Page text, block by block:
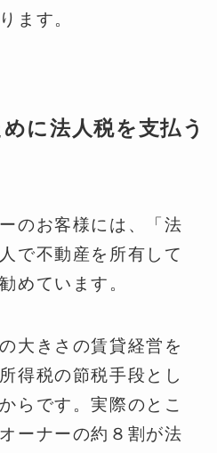
ます。
に法人税を支払う
のお客様には、「法
で不動産を所有して
めています。
大きさの賃貸経営を
得税の節税手段とし
らです。実際のとこ
ーナーの約８割が法